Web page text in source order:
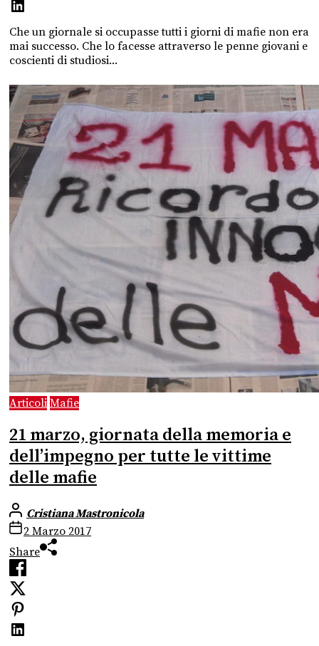
Che un giornale si occupasse tutti i giorni di mafie non era
mai successo. Che lo facesse attraverso le penne giovani e
coscienti di studiosi...
Articoli Mafie
21 marzo, giornata della memoria e
dell’impegno per tutte le vittime
delle mafie
Cristiana Mastronicola
2 Marzo 2017
Share